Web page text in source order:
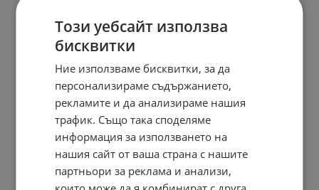
Този уебсайт използва
бисквитки
Ние използваме бисквитки, за да
персонализираме съдържанието,
рекламите и да анализираме нашия
трафик. Също така споделяме
информация за използването на
нашия сайт от ваша страна с нашите
партньори за реклама и анализи,